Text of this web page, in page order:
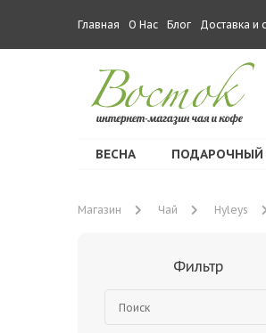
Главная О Нас Блог Доставка и
ВЕСНА ПОДАРОЧНЫЙ
Магазин Чай Hyleys
Фильтр